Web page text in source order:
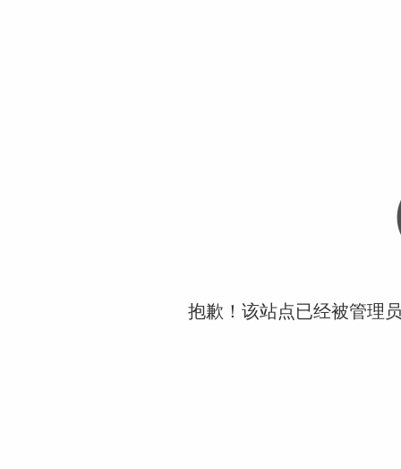
抱歉！该站点已经被管理